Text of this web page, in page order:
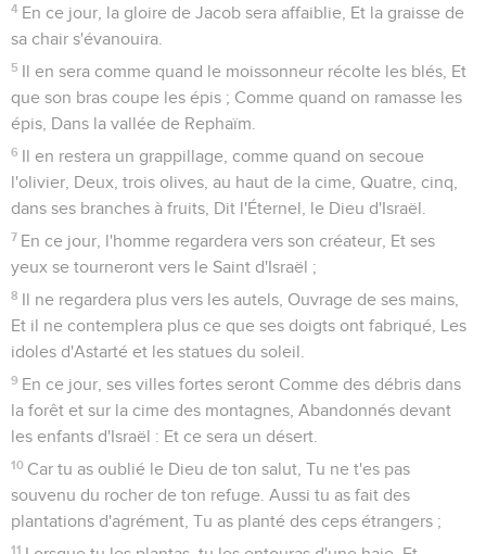
qui te frappait est brisée ! Car de la racine du serpent sortira
un basilic, Et son fruit sera un dragon volant.
30 Alors les plus pauvres pourront paître, Et les malheureux
reposer en sécurité ; Mais je ferai mourir ta racine par la faim,
Et ce qui restera de toi sera tué.
31
Porte, gémis ! ville, lamente-toi ! Tremble, pays tout entier
des Philistins ! Car du nord vient une fumée, Et les rangs de
l'ennemi sont serrés. -
32 Et que répondra-t-on aux envoyés du peuple ? -Que
l'Éternel a fondé Sion, Et que les malheureux de son peuple
y trouvent un refuge.
Esaïe 15
Seuls les Évangiles sont disponibles en vidéo pour le moment.
Complainte sur Moab
Oracle sur Moab. La nuit même où elle est ravagée, Ar
Moab est détruite ! La nuit même où elle est ravagée, Kir